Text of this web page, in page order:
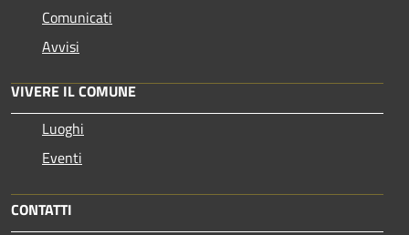
Comunicati
Avvisi
VIVERE IL COMUNE
Luoghi
Eventi
CONTATTI